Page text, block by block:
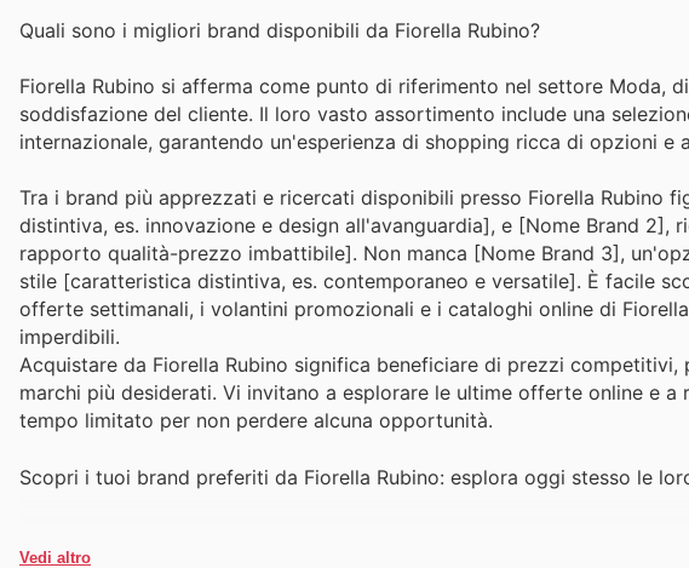
Quali sono i migliori brand disponibili da Fiorella Rubino?
Fiorella Rubino si afferma come punto di riferimento nel settore Moda,
soddisfazione del cliente. Il loro vasto assortimento include una
internazionale, garantendo un'esperienza di shopping ricca di opzioni e
Tra i brand più apprezzati e ricercati disponibili presso Fiorella Rubino
distintiva, es. innovazione e design all'avanguardia], e [Nome Brand
rapporto qualità-prezzo imbattibile]. Non manca [Nome Brand 3],
stile [caratteristica distintiva, es. contemporaneo e versatile]. È facile
offerte settimanali, i volantini promozionali e i cataloghi online di
imperdibili.
Acquistare da Fiorella Rubino significa beneficiare di prezzi
marchi più desiderati. Vi invitano a esplorare le ultime offerte online e
tempo limitato per non perdere alcuna opportunità.
Scopri i tuoi brand preferiti da Fiorella Rubino: esplora oggi stesso le
Vedi altro